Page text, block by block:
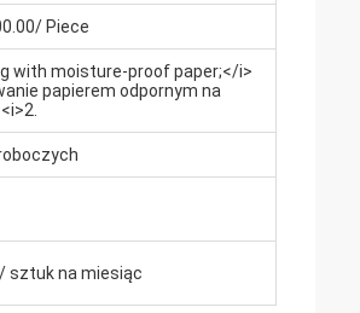
Piece
with moisture-proof paper;</i>
papierem odpornym na
sztuk na miesiąc